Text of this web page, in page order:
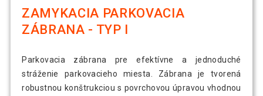
ZAMYKACIA PARKOVACIA
ZÁBRANA - TYP I
Parkovacia zábrana pre efektívne a jednoduché
stráženie parkovacieho miesta. Zábrana je tvorená
robustnou konštrukciou s povrchovou úpravou vhodnou